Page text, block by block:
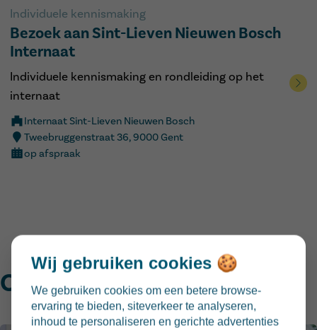
Individuele kennismaking
Bezoek aan Sint-Lieven Nieuwen Bosch
Internaat
Individuele kennismaking en rondleiding op het
internaat
Internaat Sint-Lieven Nieuwen Bosch
Tweebruggenstraat 36, 9000 Gent
op afspraak
Onze internaten in beeld
Wij gebruiken cookies 🍪
We gebruiken cookies om een betere browse-
ervaring te bieden, siteverkeer te analyseren,
inhoud te personaliseren en gerichte advertenties